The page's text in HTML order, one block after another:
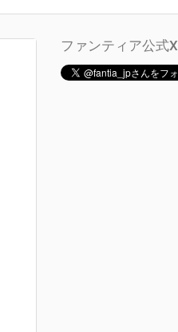
ファンティア公式X